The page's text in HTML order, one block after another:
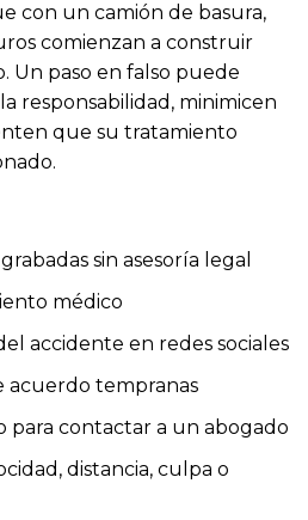
con un camión de basura,
comienzan a construir
Un paso en falso puede
responsabilidad, minimicen
que su tratamiento
sin asesoría legal
médico
accidente en redes sociales
acuerdo tempranas
para contactar a un abogado
distancia, culpa o